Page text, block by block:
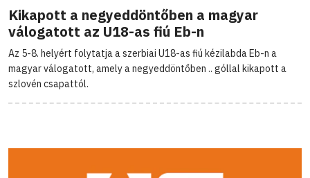
Kikapott a negyeddöntőben a magyar
válogatott az U18-as fiú Eb-n
Az 5-8. helyért folytatja a szerbiai U18-as fiú kézilabda Eb-n a
magyar válogatott, amely a negyeddöntőben .. góllal kikapott a
szlovén csapattól.